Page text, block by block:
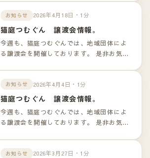
ンクよりご確認下さいませ。
お知らせ 2026年4月18日・1分
猫庭つむぐん 譲渡会情報。
今週も、猫庭つむぐんでは、地域団体によ
る譲渡会を開催しております。 是非お気軽
お知らせ 2026年4月4日・1分
猫庭つむぐん 譲渡会情報。
今週も、猫庭つむぐんでは、地域団体によ
る譲渡会を開催しております。 是非お気軽
ンクよりご確認下さいませ。
お知らせ 2026年3月27日・1分